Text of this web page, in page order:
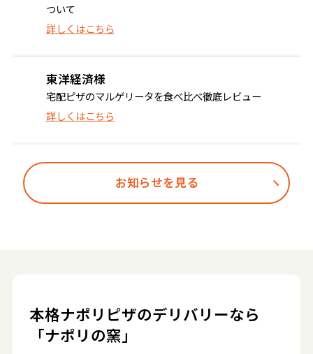
ついて
詳しくはこちら
東洋経済様
宅配ピザのマルゲリータを食べ比べ徹底レビュー
詳しくはこちら
お知らせを見る
本格ナポリピザのデリバリーなら
「ナポリの窯」